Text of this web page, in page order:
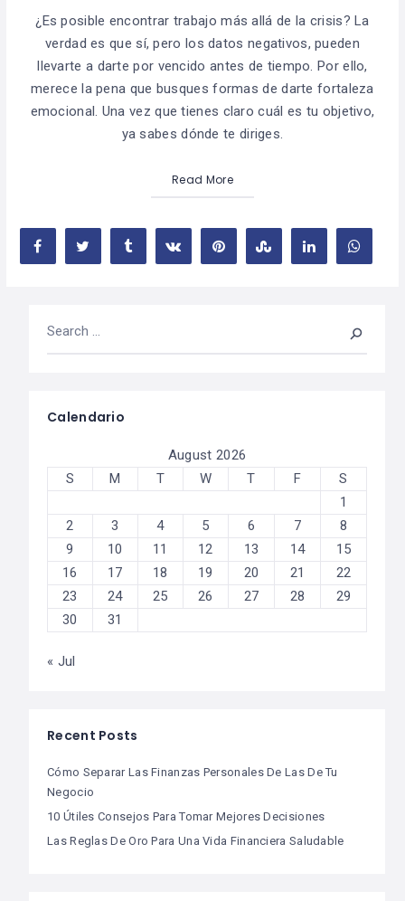
¿Es posible encontrar trabajo más allá de la crisis? La
verdad es que sí, pero los datos negativos, pueden
llevarte a darte por vencido antes de tiempo. Por ello,
merece la pena que busques formas de darte fortaleza
emocional. Una vez que tienes claro cuál es tu objetivo,
ya sabes dónde te diriges.
Read More
Calendario
August 2026
S
M T W T F
S
1
2
3 4 5 6 7
8
9
10 11 12 13 14
15
16
17 18 19 20 21
22
23
24 25 26 27 28
29
30
31
« Jul
Recent Posts
Cómo Separar Las Finanzas Personales De Las De Tu
Negocio
10 Útiles Consejos Para Tomar Mejores Decisiones
Las Reglas De Oro Para Una Vida Financiera Saludable